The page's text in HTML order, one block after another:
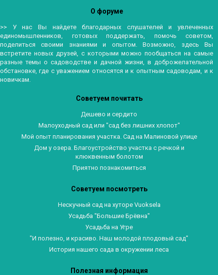
О форуме
>> У нас Вы найдете благодарных слушателей и увлеченных
единомышленников, готовых поддержать, помочь советом,
поделиться своими знаниями и опытом. Возможно, здесь Вы
встретите новых друзей, с которыми можно пообщаться на самые
разные темы о садоводстве и дачной жизни, в доброжелательной
обстановке, где с уважением относятся и к опытным садоводам, и к
новичкам.
Советуем почитать
Дешево и сердито
Малоуходный сад или "сад без лишних хлопот"
Мой опыт планирования участка. Сад на Малиновой улице
Дом у озера. Благоустройство участка с речкой и
клюквенным болотом
Приятно познакомиться
Советуем посмотреть
Нескучный сад на хуторе Vuoksela
Усадьба "Большие Брёвна"
Усадьба на Угре
"И полезно, и красиво. Наш молодой плодовый сад"
История нашего сада в окружении леса
Полезная информация